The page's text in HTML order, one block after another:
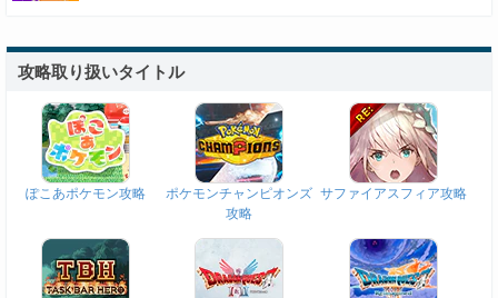
攻略取り扱いタイトル
ぽこあポケモン攻略
ポケモンチャンピオンズ
攻略
サファイアスフィア攻略